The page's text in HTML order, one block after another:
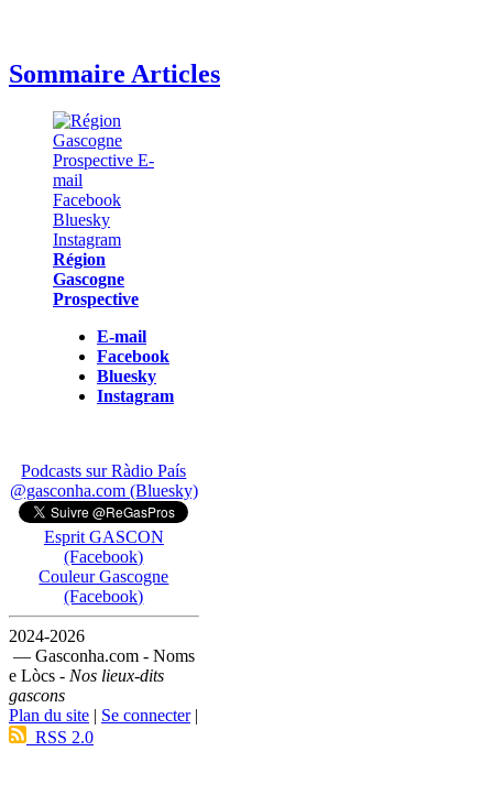
Sommaire Articles
Région
Gascogne
Prospective
E-mail
Facebook
Bluesky
Instagram
Podcasts sur Ràdio País
@gasconha.com (Bluesky)
Esprit GASCON
(Facebook)
Couleur Gascogne
(Facebook)
2024-2026
— Gasconha.com - Noms
e Lòcs - Nos lieux-dits
gascons
Plan du site | Se connecter|
RSS 2.0